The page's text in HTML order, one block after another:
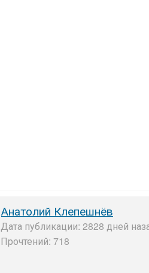
Анатолий Клепешнёв
Дата публикации: 2828 дней
Прочтений: 718